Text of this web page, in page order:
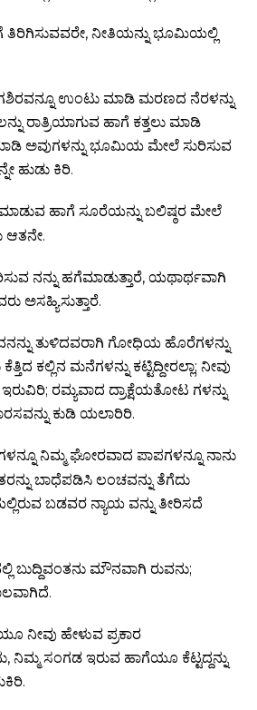
ತಿರಿಗಿಸುವವರೇ, ನೀತಿಯನ್ನು ಭೂಮಿಯಲ್ಲಿ
ಉಂಟು ಮಾಡಿ ಮರಣದ ನೆರಳನ್ನು
ರಾತ್ರಿಯಾಗುವ ಹಾಗೆ ಕತ್ತಲು ಮಾಡಿ
ಅವುಗಳನ್ನು ಭೂಮಿಯ ಮೇಲೆ ಸುರಿಸುವ
ಹುಡು ಕಿರಿ.
ಹಾಗೆ ಸೂರೆಯನ್ನು ಬಲಿಷ್ಠರ ಮೇಲೆ
ಆತನೇ.
ನನ್ನು ಹಗೆಮಾಡುತ್ತಾರೆ, ಯಥಾರ್ಥವಾಗಿ
ಅಸಹ್ಯಿಸುತ್ತಾರೆ.
ತುಳಿದವರಾಗಿ ಗೋಧಿಯ ಹೊರೆಗಳನ್ನು
ಕಲ್ಲಿನ ಮನೆಗಳನ್ನು ಕಟ್ಟಿದ್ದೀರಲ್ಲಾ; ನೀವು
ರಮ್ಯವಾದ ದ್ರಾಕ್ಷೆಯತೋಟ ಗಳನ್ನು
ಕುಡಿ ಯಲಾರಿರಿ.
ನಿಮ್ಮ ಘೋರವಾದ ಪಾಪಗಳನ್ನೂ ನಾನು
ಬಾಧೆಪಡಿಸಿ ಲಂಚವನ್ನು ತೆಗೆದು
ಬಡವರ ನ್ಯಾಯ ವನ್ನು ತೀರಿಸದೆ
ಬುದ್ದಿವಂತನು ಮೌನವಾಗಿ ರುವನು;
ನೀವು ಹೇಳುವ ಪ್ರಕಾರ
ನಿಮ್ಮ ಸಂಗಡ ಇರುವ ಹಾಗೆಯೂ ಕೆಟ್ಟದ್ದನ್ನು